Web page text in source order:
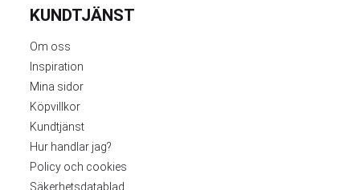
KUNDTJÄNST
Om oss
Inspiration
Mina sidor
Köpvillkor
Kundtjänst
Hur handlar jag?
Policy och cookies
Säkerhetsdatablad